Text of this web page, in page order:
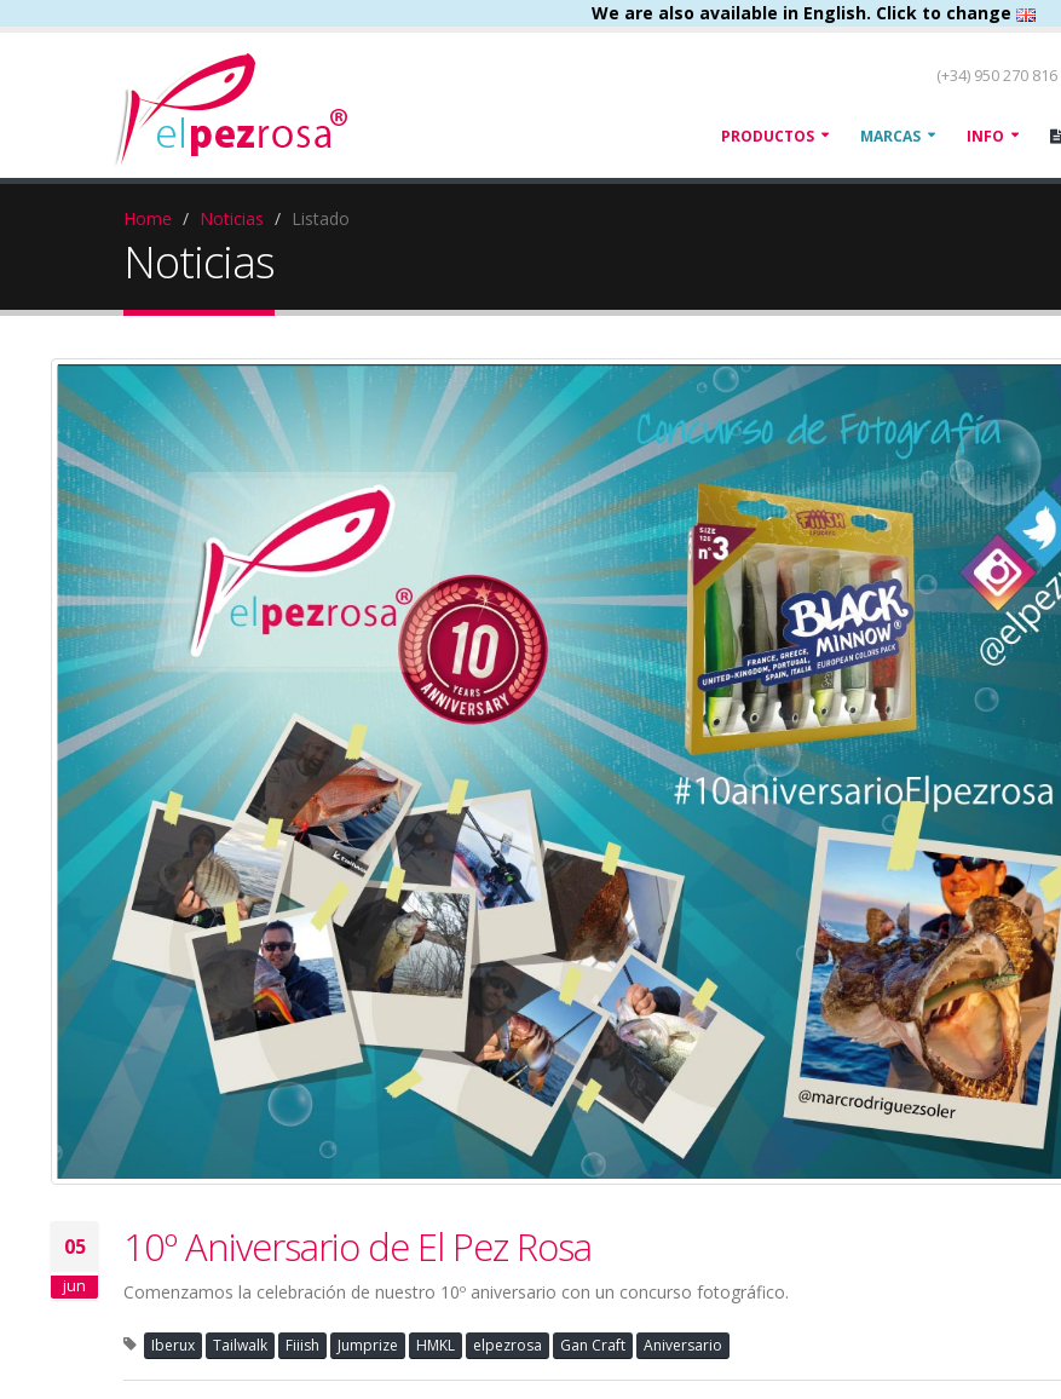
We are also available in English. Click to change
(+34) 950 270 816
PRODUCTOS MARCAS INFO
Home Noticias Listado
Noticias
05
jun
10º Aniversario de El Pez Rosa
Comenzamos la celebración de nuestro 10º aniversario con un concurso fotográfico.
Iberux Tailwalk Fiiish Jumprize HMKL elpezrosa Gan Craft Aniversario